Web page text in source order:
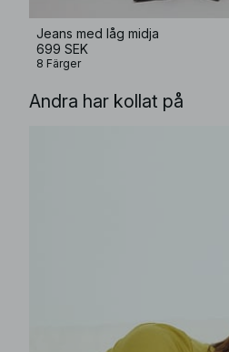
Jeans med låg midja
699 SEK
8 Färger
Andra har kollat på